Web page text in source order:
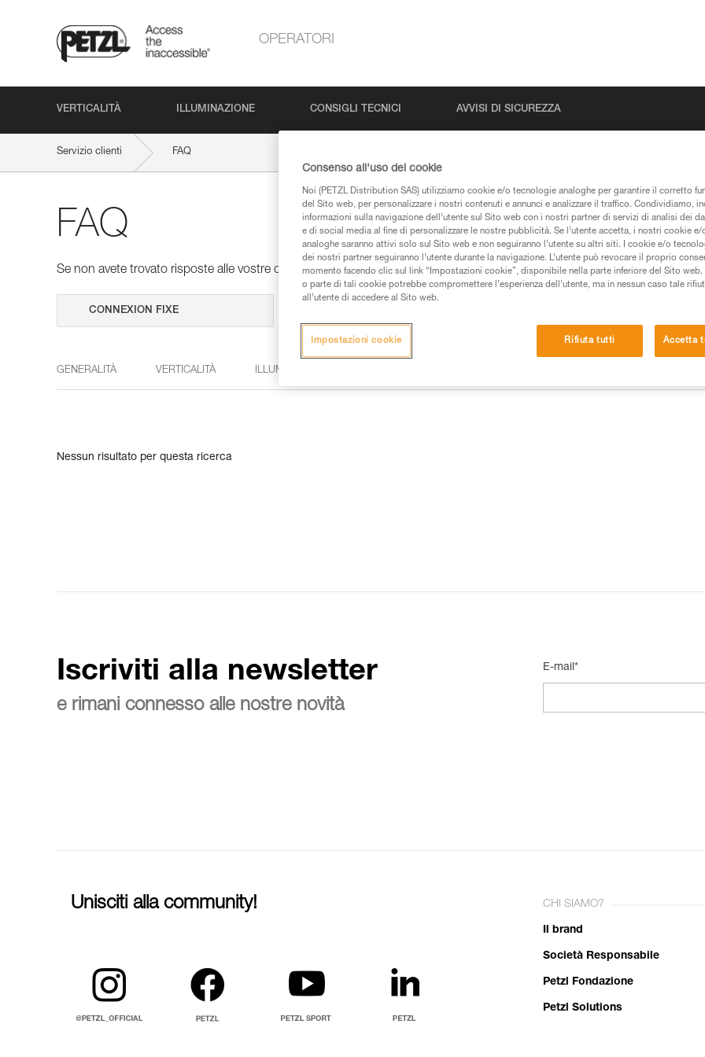
OPERATORI
VERTICALITÀ ILLUMINAZIONE CONSIGLI TECNICI AVVISI DI SICUREZZA
Servizio clienti FAQ
FAQ
Se non avete trovato risposte alle vostre domande nelle pagine prodotti e tecniche, le troverete qui.
GENERALITÀ VERTICALITÀ ILLUMINAZIONE
Nessun risultato per questa ricerca
Iscriviti alla newsletter
e rimani connesso alle nostre novità
E-mail*
Unisciti alla community! CHI SIAMO?
Il brand
Società Responsabile
Petzl Fondazione
Petzl Solutions
Consenso all'uso dei cookie
Noi (PETZL Distribution SAS) utilizziamo cookie e/o tecnologie analoghe per garantire il corretto
del Sito web, per personalizzare i nostri contenuti e annunci e analizzare il traffico. Condividiamo,
informazioni sulla navigazione dell’utente sul Sito web con i nostri partner di servizi di analisi dei
e di social media al fine di personalizzare le nostre pubblicità. Se l’utente accetta, i nostri cookie
analoghe saranno attivi solo sul Sito web e non seguiranno l’utente su altri siti. I cookie e/o
dei nostri partner seguiranno l’utente durante la navigazione. L’utente può revocare il proprio
momento facendo clic sul link “Impostazioni cookie”, disponibile nella parte inferiore del Sito
o parte di tali cookie potrebbe compromettere l’esperienza dell’utente, ma in nessun caso tale
all’utente di accedere al Sito web.
Rifiuta tutti Accetta
Impostazioni cookie